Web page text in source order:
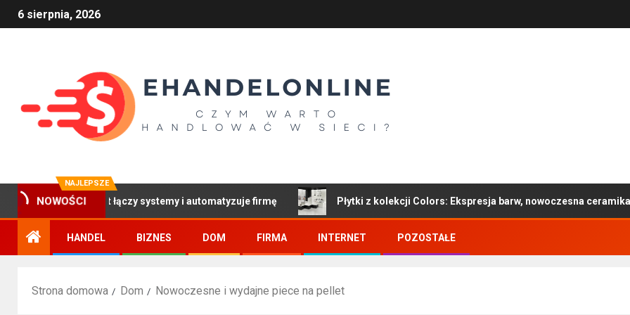
6 sierpnia, 2026
NAJLEPSZE
NOWOŚCI
pomost łączy systemy i automatyzuje firmę Płytki z kolekcji Colors: Ekspresja barw, nowoczesna ceramika i wyrazisty
HANDEL BIZNES DOM FIRMA INTERNET POZOSTAŁE
Strona domowa Dom Nowoczesne i wydajne piece na pellet